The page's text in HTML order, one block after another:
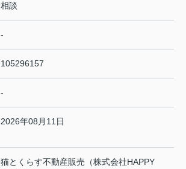
相談
-
105296157
-
2026年08月11日
猫とくらす不動産販売（株式会社HAPPY